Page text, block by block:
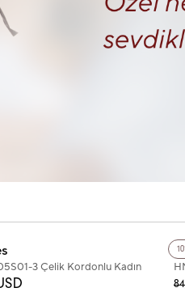
3 Çelik Kordonlu Kadın
+2